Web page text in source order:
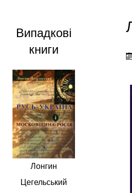
Випадкові
книги
Лонгин
Цегельський